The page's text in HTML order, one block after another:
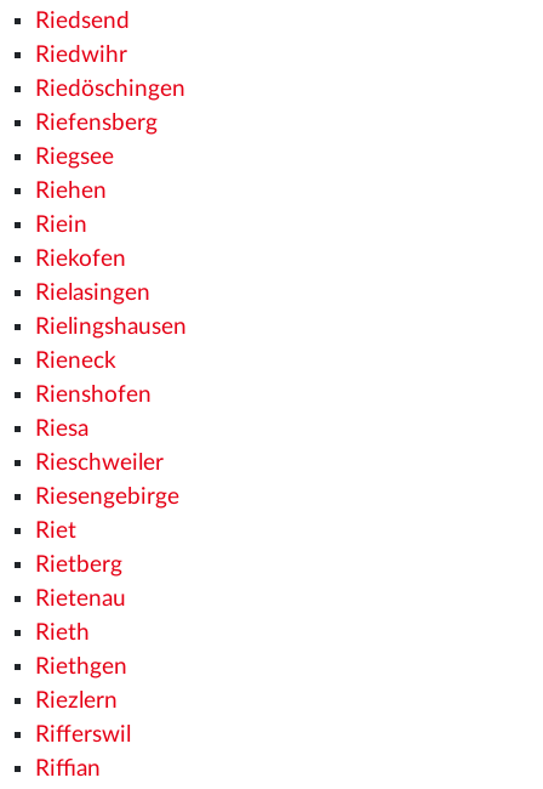
Riedsend
Riedwihr
Riedöschingen
Riefensberg
Riegsee
Riehen
Riein
Riekofen
Rielasingen
Rielingshausen
Rieneck
Rienshofen
Riesa
Rieschweiler
Riesengebirge
Riet
Rietberg
Rietenau
Rieth
Riethgen
Riezlern
Rifferswil
Riffian